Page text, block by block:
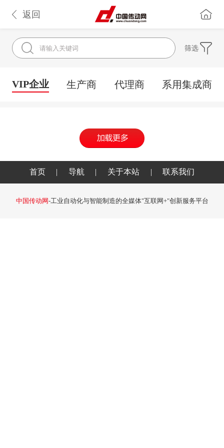
返回
筛选
VIP企业 生产商 代理商 系用集成商
首页 | 导航 | 关于本站 | 联系我们
中国传动网-工业自动化与智能制造的全媒体"互联网+"创新服务平台